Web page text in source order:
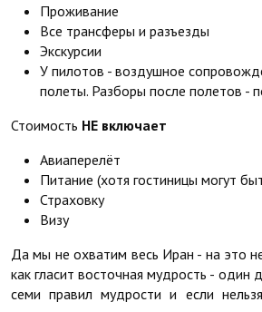
Проживание
Все трансферы и разъезды
Экскурсии
У пилотов - воздушное
полеты. Разборы после полетов -
Стоимость НЕ включает
Авиаперелёт
Питание (хотя гостиницы могут
Страховку
Визу
Да мы не охватим весь Иран - на это
как гласит восточная мудрость -
семи правил мудрости и если